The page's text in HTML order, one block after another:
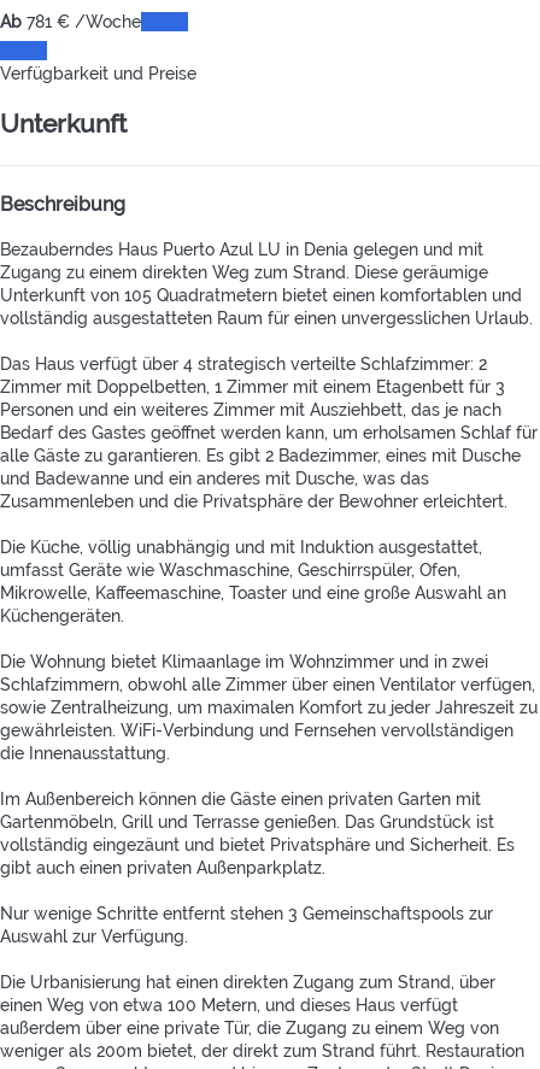
Ab 781 € /Woche
Verfügbarkeit und Preise
Unterkunft
Beschreibung
Bezauberndes Haus Puerto Azul LU in Denia gelegen und mit
Zugang zu einem direkten Weg zum Strand. Diese geräumige
Unterkunft von 105 Quadratmetern bietet einen komfortablen und
vollständig ausgestatteten Raum für einen unvergesslichen Urlaub.
Das Haus verfügt über 4 strategisch verteilte Schlafzimmer: 2
Zimmer mit Doppelbetten, 1 Zimmer mit einem Etagenbett für 3
Personen und ein weiteres Zimmer mit Ausziehbett, das je nach
Bedarf des Gastes geöffnet werden kann, um erholsamen Schlaf für
alle Gäste zu garantieren. Es gibt 2 Badezimmer, eines mit Dusche
und Badewanne und ein anderes mit Dusche, was das
Zusammenleben und die Privatsphäre der Bewohner erleichtert.
Die Küche, völlig unabhängig und mit Induktion ausgestattet,
umfasst Geräte wie Waschmaschine, Geschirrspüler, Ofen,
Mikrowelle, Kaffeemaschine, Toaster und eine große Auswahl an
Küchengeräten.
Die Wohnung bietet Klimaanlage im Wohnzimmer und in zwei
Schlafzimmern, obwohl alle Zimmer über einen Ventilator verfügen,
sowie Zentralheizung, um maximalen Komfort zu jeder Jahreszeit zu
gewährleisten. WiFi-Verbindung und Fernsehen vervollständigen
die Innenausstattung.
Im Außenbereich können die Gäste einen privaten Garten mit
Gartenmöbeln, Grill und Terrasse genießen. Das Grundstück ist
vollständig eingezäunt und bietet Privatsphäre und Sicherheit. Es
gibt auch einen privaten Außenparkplatz.
Nur wenige Schritte entfernt stehen 3 Gemeinschaftspools zur
Auswahl zur Verfügung.
Die Urbanisierung hat einen direkten Zugang zum Strand, über
einen Weg von etwa 100 Metern, und dieses Haus verfügt
außerdem über eine private Tür, die Zugang zu einem Weg von
weniger als 200m bietet, der direkt zum Strand führt. Restauration